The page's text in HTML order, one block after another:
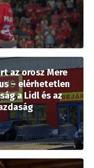
az orosz Mere
– elérhetetlen
a Lidl és az